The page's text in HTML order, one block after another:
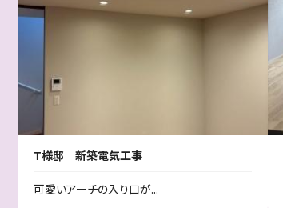
T様邸 新築電気工事
可愛いアーチの入り口が...